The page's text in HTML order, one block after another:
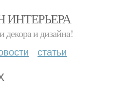
ИНТЕРЬЕРА
декора и дизайна!
статьи